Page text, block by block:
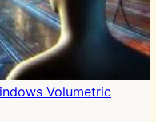
Volumetric